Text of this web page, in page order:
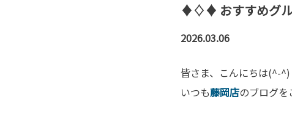
♦♢♦ おすすめグ
2026.03.06
皆さま、こんにちは(^-^)
いつも藤岡店のブログを